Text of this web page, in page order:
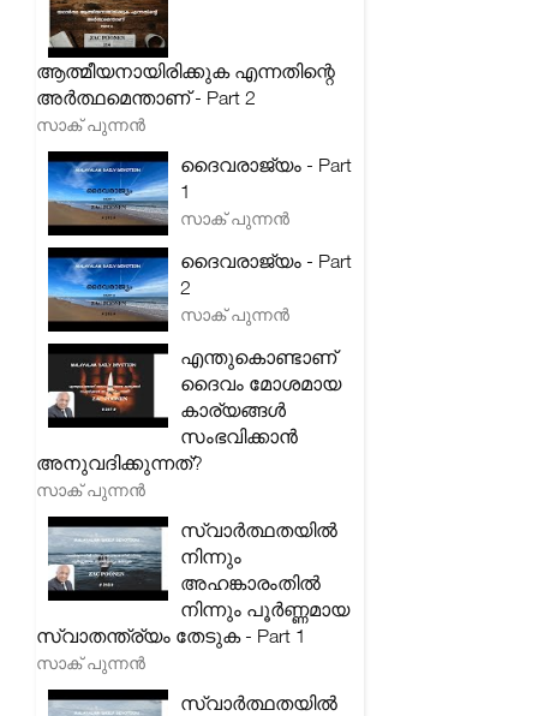
ആത്മീയനായിരിക്കുക എന്നതിന്റെ
അർത്ഥമെന്താണ് - Part 2
സാക് പുന്നൻ
ദൈവരാജ്യം - Part
1
സാക് പുന്നൻ
ദൈവരാജ്യം - Part
2
സാക് പുന്നൻ
എന്തുകൊണ്ടാണ്
ദൈവം മോശമായ
കാര്യങ്ങൾ
സംഭവിക്കാൻ
അനുവദിക്കുന്നത്?
സാക് പുന്നൻ
സ്വാർത്ഥതയിൽ
നിന്നും
അഹങ്കാരംതിൽ
നിന്നും പൂർണ്ണമായ
സ്വാതന്ത്ര്യം തേടുക - Part 1
സാക് പുന്നൻ
സ്വാർത്ഥതയിൽ